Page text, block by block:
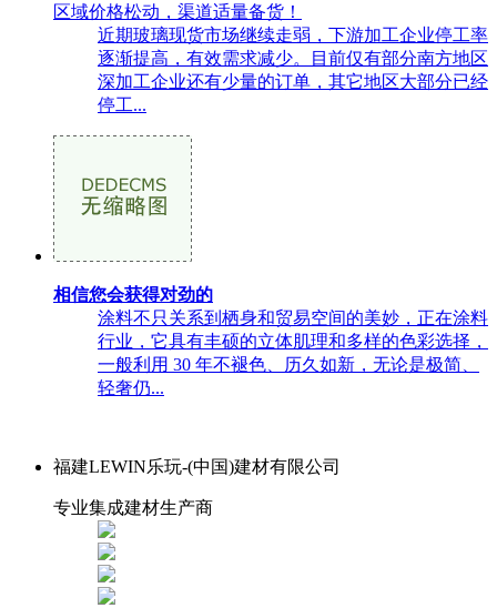
区域价格松动，渠道适量备货！
近期玻璃现货市场继续走弱，下游加工企业停工率
逐渐提高，有效需求减少。目前仅有部分南方地区
深加工企业还有少量的订单，其它地区大部分已经
停工...
相信您会获得对劲的
涂料不只关系到栖身和贸易空间的美妙，正在涂料
行业，它具有丰硕的立体肌理和多样的色彩选择，
一般利用 30 年不褪色、历久如新，无论是极简、
轻奢仍...
福建LEWIN乐玩-(中国)建材有限公司
专业集成建材生产商